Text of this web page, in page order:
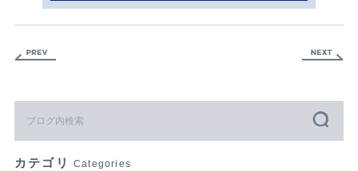
カテゴリ Categories